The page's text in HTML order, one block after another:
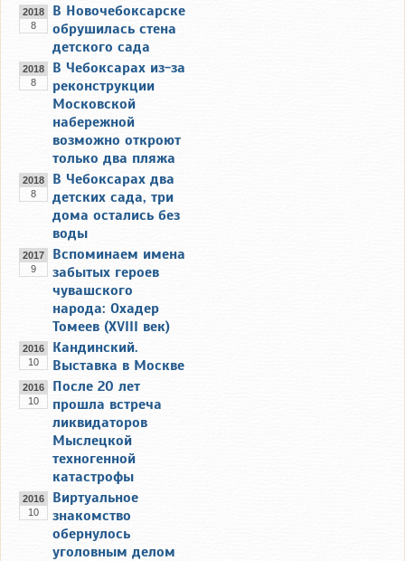
2018
8
В Новочебоксарске
обрушилась стена
детского сада
2018
8
В Чебоксарах из-за
реконструкции
Московской
набережной
возможно откроют
только два пляжа
2018
8
В Чебоксарах два
детских сада, три
дома остались без
воды
2017
9
Вспоминаем имена
забытых героев
чувашского
народа: Охадер
Томеев (XVIII век)
2016
10
Кандинский.
Выставка в Москве
2016
10
После 20 лет
прошла встреча
ликвидаторов
Мыслецкой
техногенной
катастрофы
2016
10
Виртуальное
знакомство
обернулось
уголовным делом